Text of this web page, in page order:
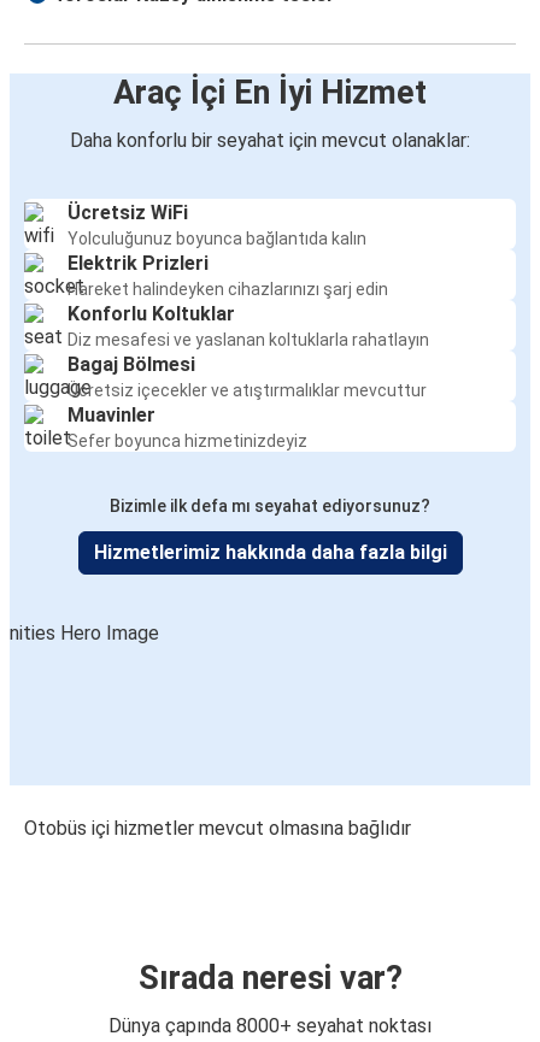
Araç İçi En İyi Hizmet
Daha konforlu bir seyahat için mevcut olanaklar:
Ücretsiz WiFi
Yolculuğunuz boyunca bağlantıda kalın
Elektrik Prizleri
Hareket halindeyken cihazlarınızı şarj edin
Konforlu Koltuklar
Diz mesafesi ve yaslanan koltuklarla rahatlayın
Bagaj Bölmesi
Ücretsiz içecekler ve atıştırmalıklar mevcuttur
Muavinler
Sefer boyunca hizmetinizdeyiz
Bizimle ilk defa mı seyahat ediyorsunuz?
Hizmetlerimiz hakkında daha fazla bilgi
Otobüs içi hizmetler mevcut olmasına bağlıdır
Sırada neresi var?
Dünya çapında 8000+ seyahat noktası